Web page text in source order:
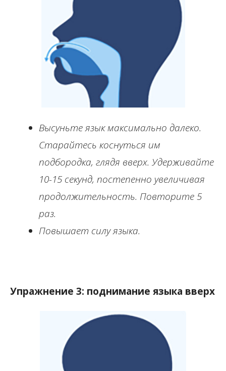
Высуньте язык максимально далеко.
Старайтесь коснуться им
подбородка, глядя вверх. Удерживайте
10-15 секунд, постепенно увеличивая
продолжительность. Повторите 5
раз.
Повышает силу языка.
Упражнение 3: поднимание языка вверх